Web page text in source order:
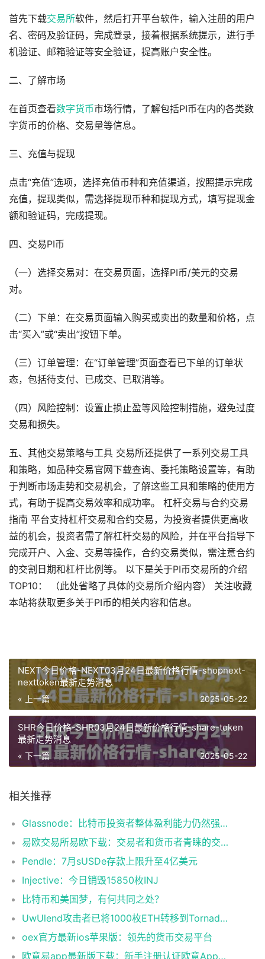
首先下载交易所软件，然后打开平台软件，输入注册的用户
名、密码及验证码，完成登录，接着根据系统提示，进行手
机验证、邮箱验证等安全验证，提高账户安全性。
二、了解市场
在首页查看数字货币市场行情，了解包括PI币在内的各类数
字货币的价格、交易量等信息。
三、充值与提现
点击“充值”选项，选择充值币种和充值渠道，按照提示完成
充值，提现类似，需选择提现币种和提现方式，填写提现金
额和验证码，完成提现。
四、交易PI币
（一）选择交易对：在交易页面，选择PI币/美元的交易
对。
（二）下单：在交易页面输入购买或卖出的数量和价格，点
击“买入”或“卖出”按钮下单。
（三）订单管理：在“订单管理”页面查看已下单的订单状
态，包括待支付、已成交、已取消等。
（四）风险控制：设置止损止盈等风险控制措施，避免过度
交易和损失。
五、其他交易策略与工具 交易所还提供了一系列交易工具
和策略，如品种交易官网下载查询、委托策略设置等，有助
于判断市场走势和交易机会，了解这些工具和策略的使用方
式，有助于提高交易效率和成功率。 杠杆交易与合约交易
指南 平台支持杠杆交易和合约交易，为投资者提供更高收
益的机会，投资者需了解杠杆交易的风险，并在平台指导下
完成开户、入金、交易等操作，合约交易类似，需注意合约
的交割日期和杠杆比例等。 以下是关于PI币交易所的介绍
TOP10： （此处省略了具体的交易所介绍内容） 关注收藏
本站将获取更多关于PI币的相关内容和信息。
NEXT今日价格-NEXT03月24日最新价格行情-shopnext-
nexttoken最新走势消息
« 上一篇 2025-05-22
SHR今日价格-SHR03月24日最新价格行情-share-token
最新走势消息
« 下一篇 2025-05-22
相关推荐
Glassnode：比特币投资者整体盈利能力仍然强劲，更大的波动即将到来
易欧交易所易欧下载：交易者和货币者青睐的交易平台
Pendle：7月sUSDe存款上限升至4亿美元
Injective：今日销毁15850枚INJ
比特币和美国梦，有何共同之处？
UwUlend攻击者已将1000枚ETH转移到Tornado Cash
oex官方最新ios苹果版：领先的货币交易平台
欧意易app最新版下载：新手注册认证欧意App下载操作教程